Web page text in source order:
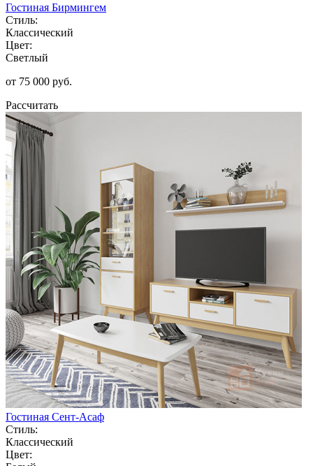
Гостиная Бирмингем
Стиль:
Классический
Цвет:
Светлый
от 75 000 руб.
Рассчитать
Гостиная Сент-Асаф
Стиль:
Классический
Цвет: